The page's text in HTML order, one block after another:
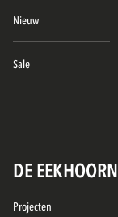
Nieuw
Sale
DE EEKHOORN
Projecten